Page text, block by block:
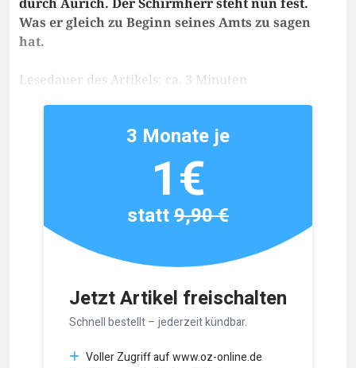
Was er gleich zu Beginn seines Amts zu sagen
hat.
Lesedauer des Artikels: ca. 3 Minuten
Jetzt Artikel freischalten
Schnell bestellt – jederzeit kündbar.
Voller Zugriff auf www.oz-online.de
3 Monate je
1€
statt9,90 €